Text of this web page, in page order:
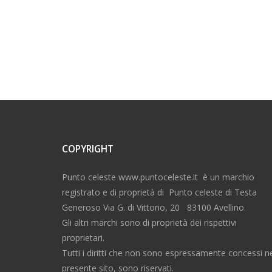
COPYRIGHT
Punto celeste www.puntoceleste.it è un marchio
registrato e di proprietà di Punto celeste di Testa
Generoso Via G. di Vittorio, 20 83100 Avellino.
Gli altri marchi sono di proprietà dei rispettivi
proprietari.
Tutti i diritti che non sono espressamente concessi
presente sito, sono riservati.